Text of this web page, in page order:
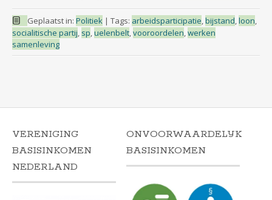
Geplaatst in: Politiek | Tags: arbeidsparticipatie,bijstand,loon,
socialitische partij, sp,uelenbelt,vooroordelen,werken
samenleving
VERENIGING
BASISINKOMEN
NEDERLAND
ONVOORWAARDELIJK
BASISINKOMEN